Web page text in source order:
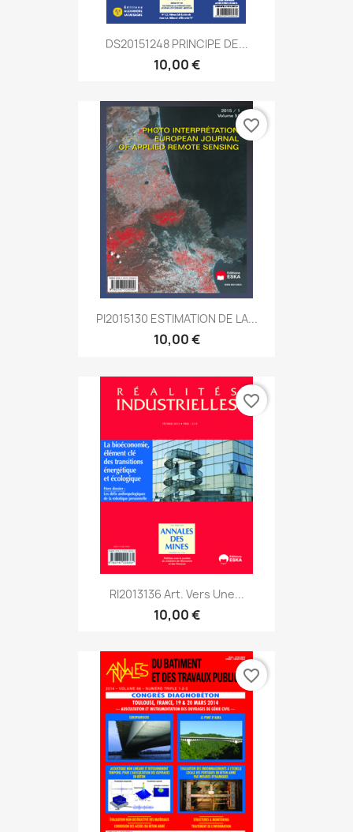
DS20151248 PRINCIPE DE...
10,00 €
PI2015130 ESTIMATION DE LA...
10,00 €
favorite_border
RI2013136 Art. Vers Une...
10,00 €
favorite_border
favorite_border